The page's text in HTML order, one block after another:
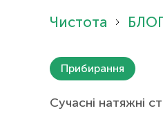
Чистота
Прибирання
Сучасні натяжні